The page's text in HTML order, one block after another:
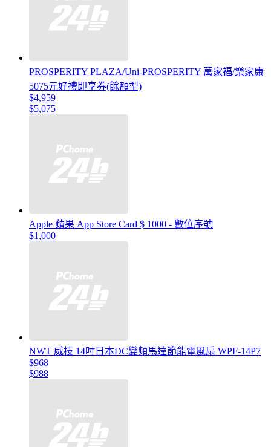
PROSPERITY PLAZA/Uni-PROSPERITY 萬家福/樂家康
5075元好禮即享券(餘額型)
$4,959
$5,075
Apple 蘋果 App Store Card $ 1000 - 數位序號
$1,000
NWT 威技 14吋日本DC變頻馬達節能電風扇 WPF-14P7
$968
$988